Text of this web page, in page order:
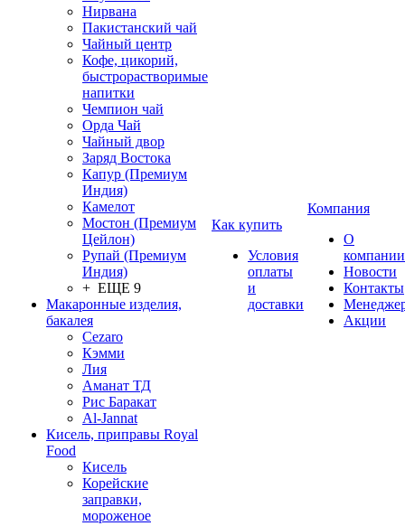
Нирвана
Пакистанский чай
Чайный центр
Кофе, цикорий,
быстрорастворимые
напитки
Чемпион чай
Орда Чай
Чайный двор
Заряд Востока
Капур (Премиум
Индия)
Камелот
Мостон (Премиум
Цейлон)
Рупай (Премиум
Индия)
+ ЕЩЕ 9
Макаронные изделия,
бакалея
Cezaro
Кэмми
Лия
Аманат ТД
Рис Баракат
Al-Jannat
Кисель, приправы Royal
Food
Кисель
Корейские
заправки,
мороженое
Как купить
Условия
оплаты
и
доставки
Компания
О
компании
Новости
Контакты
Акции